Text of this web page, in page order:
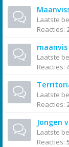
Laatste
Reacties:
Laatste
Reacties:
Laatste
Reacties:
Jongen
Laatste
Reacties: